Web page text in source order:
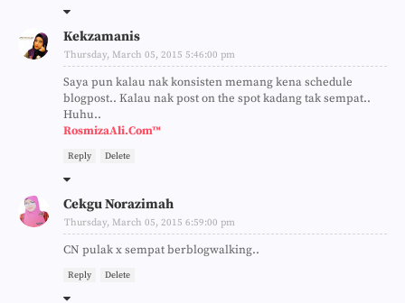
Kekzamanis
Thursday, March 05, 2015 5:46:00 pm
Saya pun kalau nak konsisten memang kena schedule
blogpost.. Kalau nak post on the spot kadang tak sempat..
Huhu..
RosmizaAli.Com™
Reply Delete
Cekgu Norazimah
Thursday, March 05, 2015 6:59:00 pm
CN pulak x sempat berblogwalking..
Reply Delete